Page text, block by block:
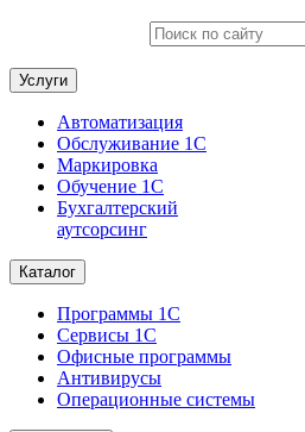
Услуги
Автоматизация
Обслуживание 1С
Маркировка
Обучение 1С
Бухгалтерский
аутсорсинг
Каталог
Программы 1С
Сервисы 1С
Офисные программы
Антивирусы
Операционные системы